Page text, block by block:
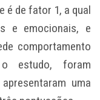
é de fator 1, a qual
e emocionais, e
comportamento
estudo, foram
uma